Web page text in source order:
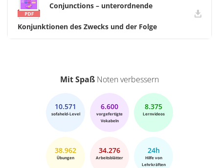
Conjunctions – unterordnende
Konjunktionen des Zwecks und der Folge
Mit Spaß Noten verbessern
10.571
sofaheld-Level
6.600
vorgefertigte
Vokabeln
8.375
Lernvideos
38.962
Übungen
34.276
Arbeitsblätter
24h
Hilfe von
Lehrkräften